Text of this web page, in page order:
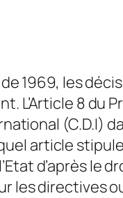
1969, les
L’Article 8 du
(C.D.I)
article
d’après le
les directives